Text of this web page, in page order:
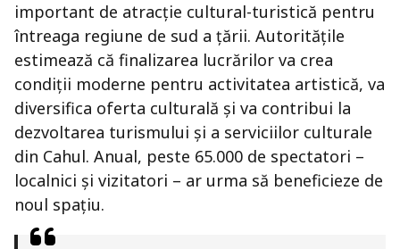
important de atracție cultural-turistică pentru
întreaga regiune de sud a țării. Autoritățile
estimează că finalizarea lucrărilor va crea
condiții moderne pentru activitatea artistică, va
diversifica oferta culturală și va contribui la
dezvoltarea turismului și a serviciilor culturale
din Cahul. Anual, peste 65.000 de spectatori –
localnici și vizitatori – ar urma să beneficieze de
noul spațiu.